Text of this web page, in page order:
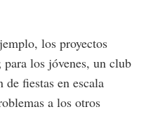
los proyectos
los jóvenes, un club
de fiestas en escala
a los otros